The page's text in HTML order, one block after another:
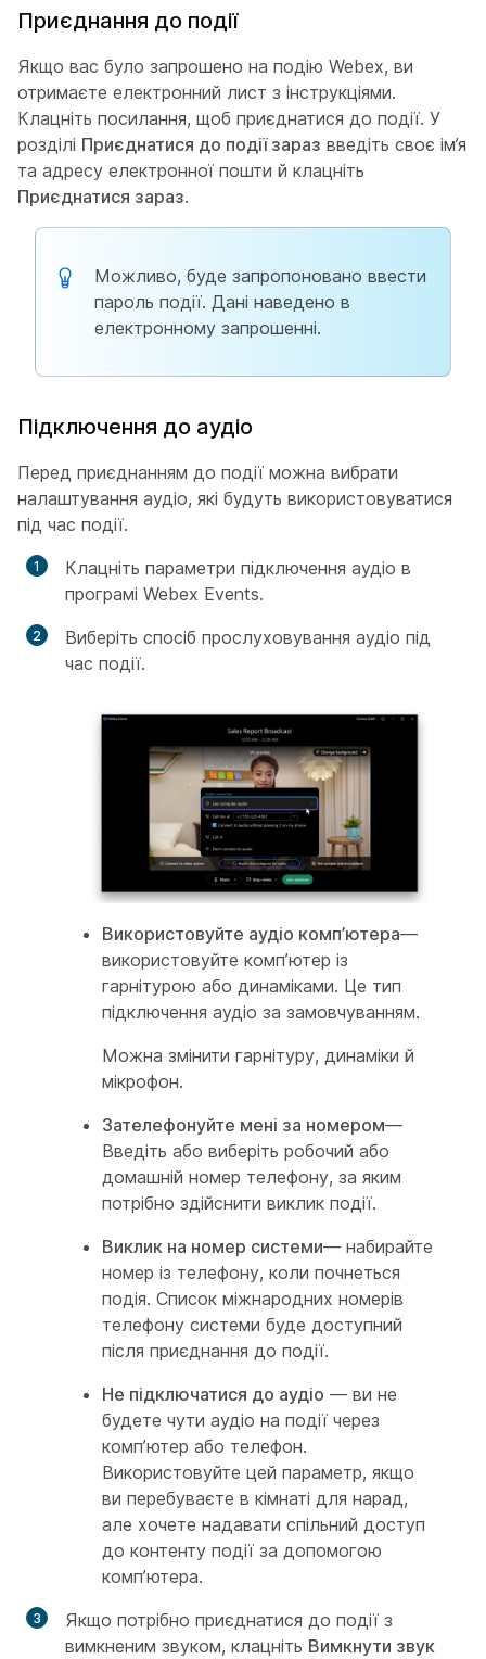
Приєднання до події
Якщо вас було запрошено на подію Webex, ви
отримаєте електронний лист з інструкціями.
Клацніть посилання, щоб приєднатися до події. У
розділі Приєднатися до події зараз введіть своє ім’я
та адресу електронної пошти й клацніть
Приєднатися зараз.
Можливо, буде запропоновано ввести
пароль події. Дані наведено в
електронному запрошенні.
Підключення до аудіо
Перед приєднанням до події можна вибрати
налаштування аудіо, які будуть використовуватися
під час події.
Клацніть параметри підключення аудіо в
програмі Webex Events.
Виберіть спосіб прослуховування аудіо під
час події.
Використовуйте аудіо комп’ютера—
використовуйте комп’ютер із
гарнітурою або динаміками. Це тип
підключення аудіо за замовчуванням.
Можна змінити гарнітуру, динаміки й
мікрофон.
Зателефонуйте мені за номером—
Введіть або виберіть робочий або
домашній номер телефону, за яким
потрібно здійснити виклик події.
Виклик на номер системи— набирайте
номер із телефону, коли почнеться
подія. Список міжнародних номерів
телефону системи буде доступний
після приєднання до події.
Не підключатися до аудіо — ви не
будете чути аудіо на події через
комп’ютер або телефон.
Використовуйте цей параметр, якщо
ви перебуваєте в кімнаті для нарад,
але хочете надавати спільний доступ
до контенту події за допомогою
комп’ютера.
Якщо потрібно приєднатися до події з
вимкненим звуком, клацніть Вимкнути звук